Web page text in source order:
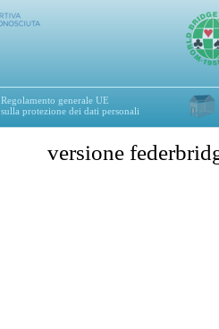
Regolamento generale UE
sulla protezione dei dati personali
versione